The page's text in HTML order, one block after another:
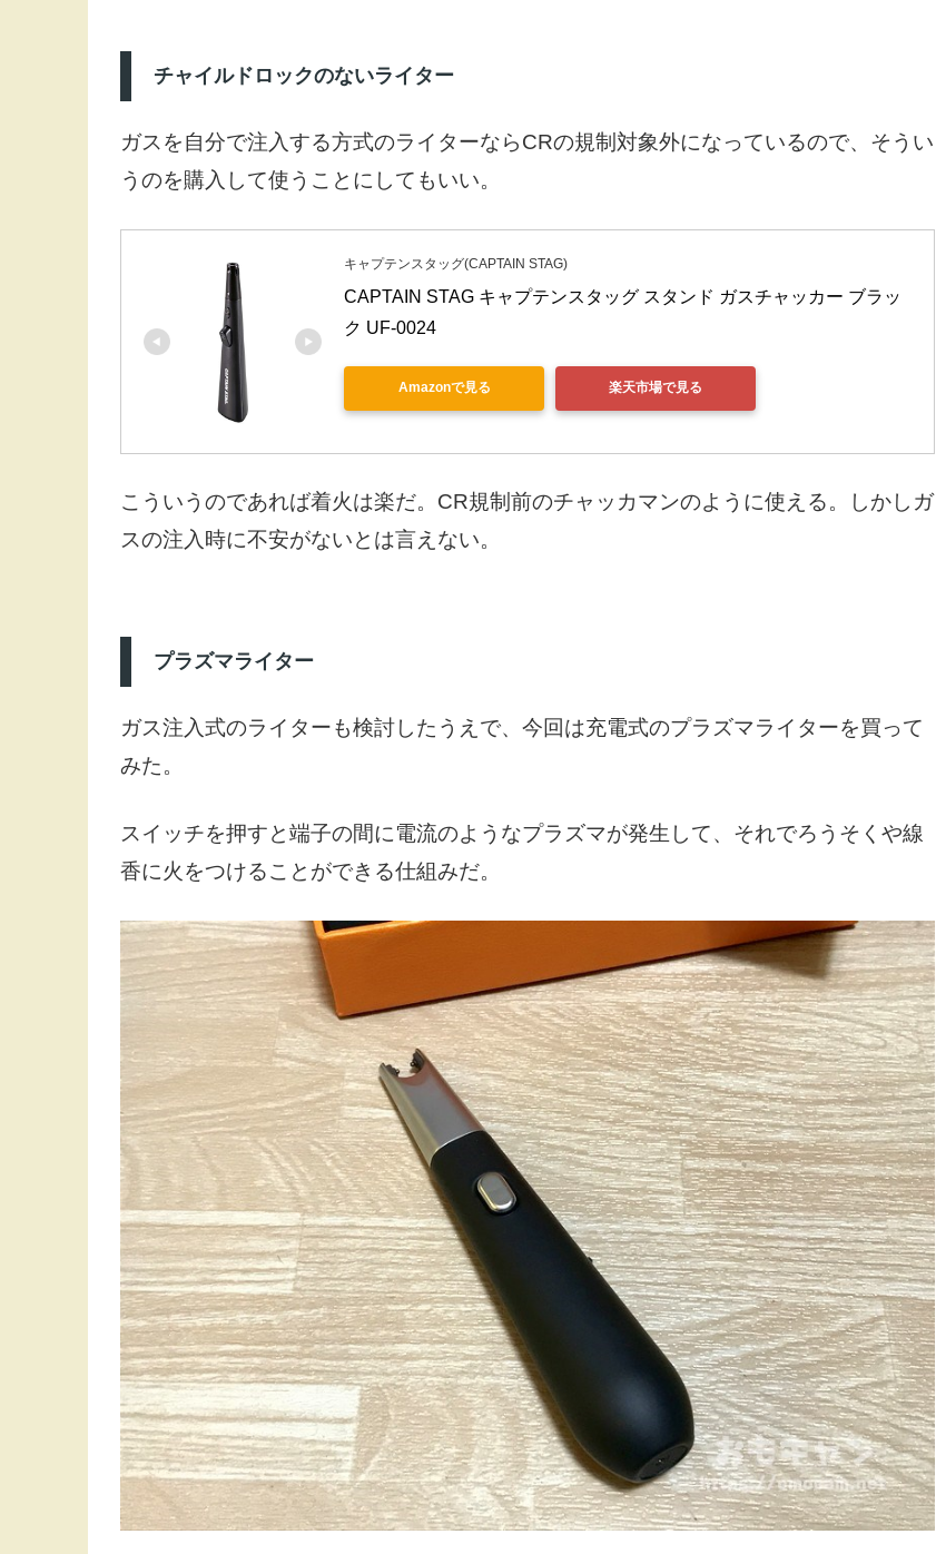
チャイルドロックのないライター
ガスを自分で注入する方式のライターならCRの規制対象外になっているので、そうい
うのを購入して使うことにしてもいい。
キャプテンスタッグ(CAPTAIN STAG)
CAPTAIN STAG キャプテンスタッグ スタンド ガスチャッカー ブラッ
ク UF-0024
Amazonで見る 楽天市場で見る
こういうのであれば着火は楽だ。CR規制前のチャッカマンのように使える。しかしガ
スの注入時に不安がないとは言えない。
プラズマライター
ガス注入式のライターも検討したうえで、今回は充電式のプラズマライターを買って
みた。
スイッチを押すと端子の間に電流のようなプラズマが発生して、それでろうそくや線
香に火をつけることができる仕組みだ。